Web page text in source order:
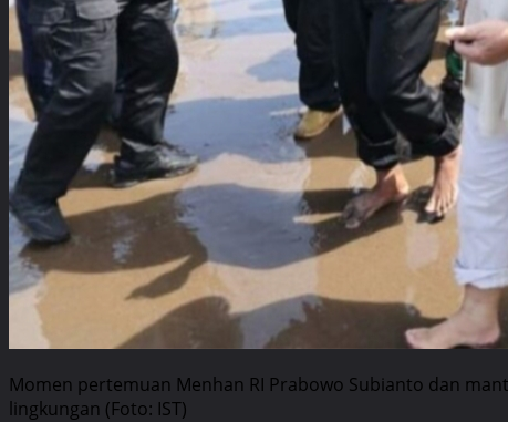
Momen pertemuan Menhan RI Prabowo Subianto dan
lingkungan (Foto: IST)